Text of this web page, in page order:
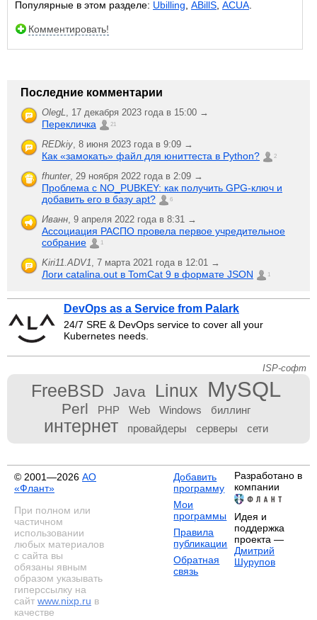
Популярные в этом разделе: Ubilling ABillS ACUA
Комментировать!
Последние комментарии
OlegL, 17 декабря 2023 года в 15:00 →
Перекличка 21
REDkiy, 8 июня 2023 года в 9:09 →
Как «замокать» файл для юниттеста в Python? 2
fhunter, 29 ноября 2022 года в 2:09 →
Проблема с NO_PUBKEY: как получить GPG-ключ и
добавить его в базу apt?
6
Иванн, 9 апреля 2022 года в 8:31 →
Ассоциация РАСПО провела первое учредительное
собрание
1
Kiri11.ADV1, 7 марта 2021 года в 12:01 →
Логи catalina.out в TomCat 9 в формате JSON 1
DevOps as a Service from Palark
24/7 SRE & DevOps service to cover all your
Kubernetes needs.
ISP-софт
FreeBSD Java Linux MySQL
Perl PHP Web Windows биллинг
интернет провайдеры серверы сети
© 2001—2026 АО
«Флант»
При полном или
частичном
использовании
любых материалов
с сайта вы
обязаны явным
образом указывать
гиперссылку на
сайт www.nixp.ru в
качестве
Добавить
программу
Мои
программы
Правила
публикации
Обратная
связь
Разработано в
компании
Идея и
поддержка
проекта —
Дмитрий
Шурупов